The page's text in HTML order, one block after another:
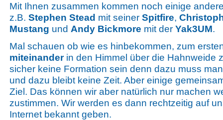
Mit Ihnen zusammen kommen noch einige
z.B. Stephen Stead mit seiner Spitfire,
Mustang und Andy Bickmore mit der Yak3UM.
Mal schauen ob wie es hinbekommen, zum
miteinanderin den Himmel über die Hahnweide
sicher keine Formation sein denn dazu muss
und dazu bleibt keine Zeit. Aber einige
Ziel. Das können wir aber natürlich nur machen
zustimmen. Wir werden es dann rechtzeitig auf
Internet bekannt geben.